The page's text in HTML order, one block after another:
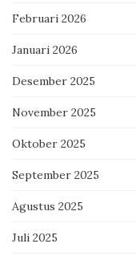
Februari 2026
Januari 2026
Desember 2025
November 2025
Oktober 2025
September 2025
Agustus 2025
Juli 2025